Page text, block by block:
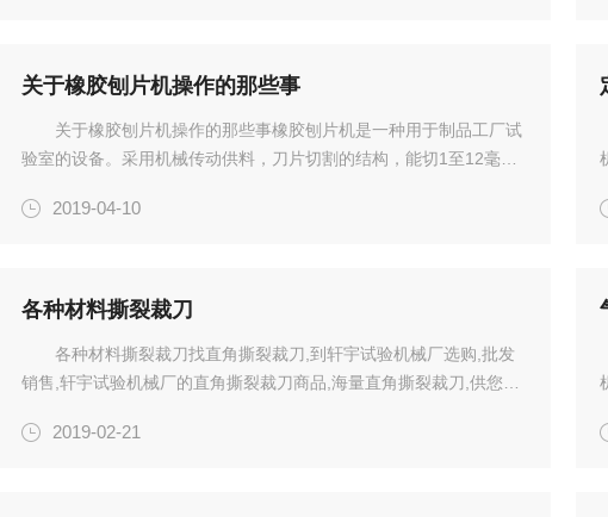
关于橡胶刨片机操作的那些事
关于橡胶刨片机操作的那些事橡胶刨片机是一种用于制品工厂试
验室的设备。采用机械传动供料，刀片切割的结构，能切1至12毫米
定硬度材料之间切片，本机广泛用于橡胶、塑料、皮革、电线、电
2019-04-10
各种材料撕裂裁刀
各种材料撕裂裁刀找直角撕裂裁刀,到轩宇试验机械厂选购,批发
销售,轩宇试验机械厂的直角撕裂裁刀商品,海量直角撕裂裁刀,供您挑
选购,批发销售,轩宇试验机械厂的直角撕裂裁刀商品,海量直...
2019-02-21